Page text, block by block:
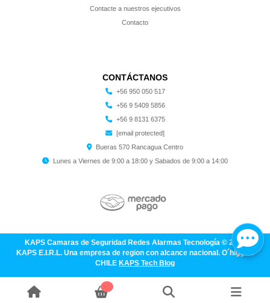
Contacte a nuestros ejecutivos
Contacto
CONTÁCTANOS
+56 950 050 517
+56 9 5409 5856
+56 9 8131 6375
[email protected]
Bueras 570 Rancagua Centro
Lunes a Viernes de 9:00 a 18:00 y Sabados de 9:00 a 14:00
KAPS Camaras de Seguridad Redes Alarmas Tecnología © 2026
KAPS E.I.R.L. Una empresa de region con alcance nacional. O´higgins
CHILE KAPS Tech Blog